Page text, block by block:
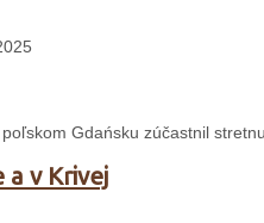
Gdańsku zúčastnil
a v Krivej